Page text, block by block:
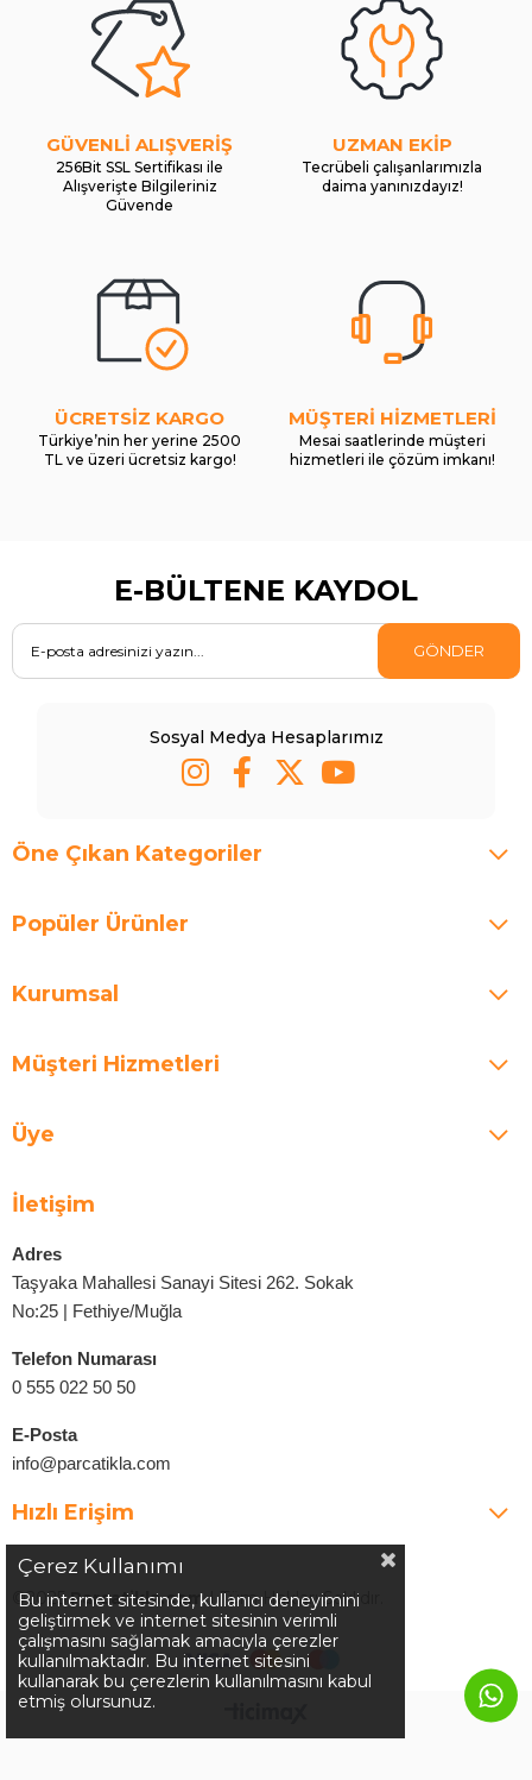
GÜVENLİ ALIŞVERİŞ
256Bit SSL Sertifikası ile
Alışverişte Bilgileriniz
Güvende
UZMAN EKİP
Tecrübeli çalışanlarımızla
daima yanınızdayız!
ÜCRETSİZ KARGO
Türkiye’nin her yerine 2500
TL ve üzeri ücretsiz kargo!
MÜŞTERİ HİZMETLERİ
Mesai saatlerinde müşteri
hizmetleri ile çözüm imkanı!
E-BÜLTENE KAYDOL
GÖNDER
Sosyal Medya Hesaplarımız
Öne Çıkan Kategoriler
Popüler Ürünler
Kurumsal
Müşteri Hizmetleri
Üye
İletişim
Adres
Taşyaka Mahallesi Sanayi Sitesi 262. Sokak
No:25 | Fethiye/Muğla
Telefon Numarası
0 555 022 50 50
E-Posta
info@parcatikla.com
Hızlı Erişim
©2025Parcatikla.com| Tüm Hakları Saklıdır.
Çerez Kullanımı
Bu internet sitesinde, kullanıcı deneyimini
geliştirmek ve internet sitesinin verimli
çalışmasını sağlamak amacıyla çerezler
kullanılmaktadır. Bu internet sitesini
kullanarak bu çerezlerin kullanılmasını kabul
etmiş olursunuz.